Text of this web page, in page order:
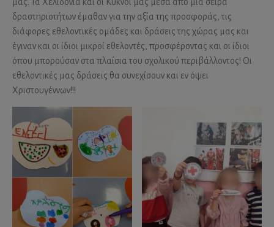
δραστηριοτήτων έμαθαν για την αξία της προσφοράς, τις
διάφορες εθελοντικές ομάδες και δράσεις της χώρας μας και
έγιναν και οι ίδιοι μικροί εθελοντές, προσφέροντας και οι ίδιοι
όπου μπορούσαν στα πλαίσια του σχολικού περιβάλλοντος! Οι
εθελοντικές μας δράσεις θα συνεχίσουν και εν όψει
Χριστουγέννων!!!